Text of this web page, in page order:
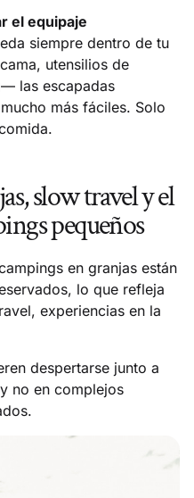
el equipaje
siempre dentro de tu
utensilios de
las escapadas
más fáciles. Solo
slow travel y el
pequeños
en granjas están
lo que refleja
experiencias en la
despertarse junto a
no en complejos